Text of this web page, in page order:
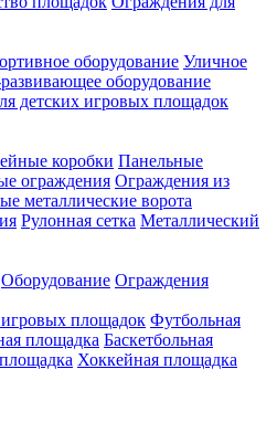
оборудование Уличное
оборудование
детских игровых площадок
коробки Панельные
ограждения Ограждения из
металлические ворота
Рулонная сетка Металлический
Оборудование Ограждения
площадок Футбольная
площадка Баскетбольная
Хоккейная площадка